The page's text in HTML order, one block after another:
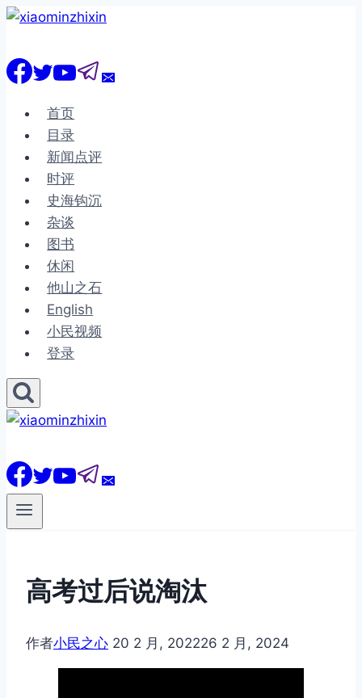
跳
内
容
首页
目录
新闻点评
时评
史海钩沉
杂谈
图书
休闲
他山之石
English
小民视频
登录
高考过后说淘汰
作者小民之心 20 2 月, 202226 2 月, 2024